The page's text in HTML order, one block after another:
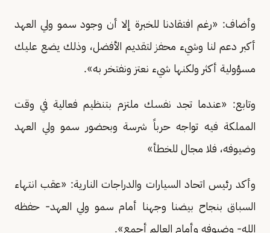
وأضاف: «رغم افتقادنا للخبرة إلا أن وجود سمو ولي العهد
أكبر دعم لنا وشيء محفز لتقديم الأفضل، وذلك يضع عليك
مسؤولية أكثر ولكنها شيء نعتز ونفتخر به».
وتابع: «عندما تجد نفسك ملتزم بتنظيم فعالية في وقت
المملكة فيه تواجه حرباً شرسة وبحضور سمو ولي العهد
وضيوفه، فلا مجال للخطأ»
وأكد رئيس اتحاد السيارات والدراجات النارية: «عقب انتهاء
السباق بنجاح بيضنا وجهنا أمام سمو ولي العهد- حفظه
الله- وضيوفه وأمام العالم أجمع».